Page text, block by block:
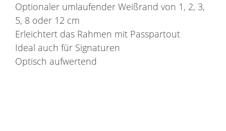
Optionaler umlaufender Weißrand von 1, 2, 3,
5, 8 oder 12 cm
Erleichtert das Rahmen mit Passpartout
Ideal auch für Signaturen
Optisch aufwertend